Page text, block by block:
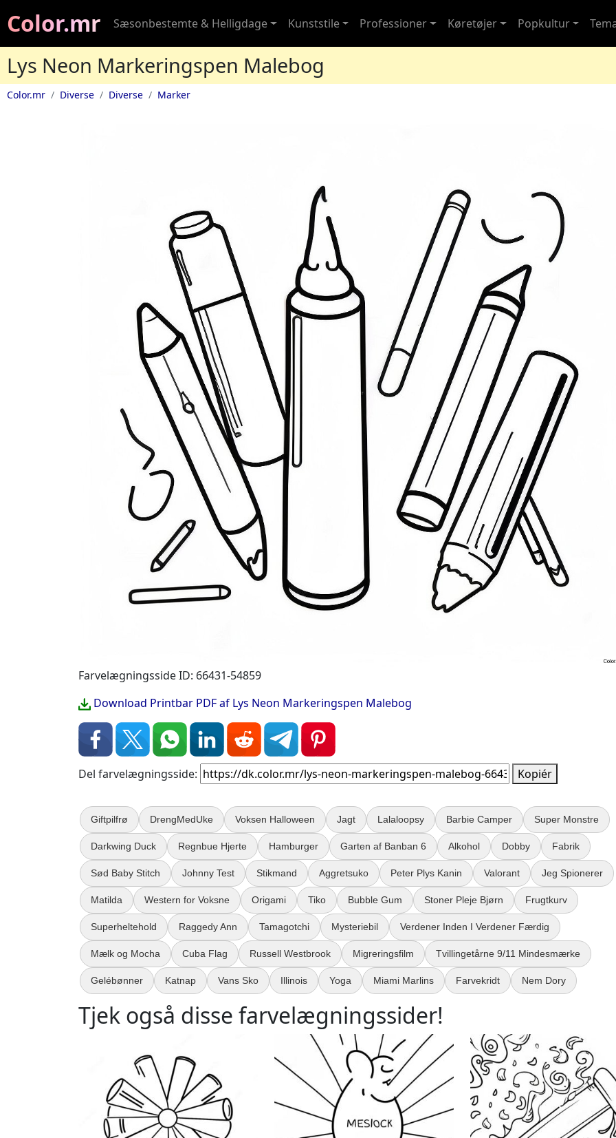
Color.mr Sæsonbestemte & Helligdage Kunststile Professioner Køretøjer Popkultur
Lys Neon Markeringspen Malebog
Color.mr Diverse Diverse Marker
Farvelægningsside ID: 66431-54859
Download Printbar PDF af Lys Neon Markeringspen Malebog
Del farvelægningsside: Kopiér
Giftpilfrø DrengMedUke Voksen Halloween Jagt Lalaloopsy Barbie Camper Super Monstre
Darkwing Duck Regnbue Hjerte Hamburger Garten af Banban 6 Alkohol Dobby Fabrik
Sød Baby Stitch Johnny Test Stikmand Aggretsuko Peter Plys Kanin Valorant Jeg Spionerer
Matilda Western for Voksne Origami Tiko Bubble Gum Stoner Pleje Bjørn Frugtkurv
Superheltehold Raggedy Ann Tamagotchi Mysteriebil Verdener Inden I Verdener Færdig
Mælk og Mocha Cuba Flag Russell Westbrook Migreringsfilm Tvillingetårne 9/11 Mindesmærke
Gelébønner Katnap Vans Sko Illinois Yoga Miami Marlins Farvekridt Nem Dory
Tjek også disse farvelægningssider!